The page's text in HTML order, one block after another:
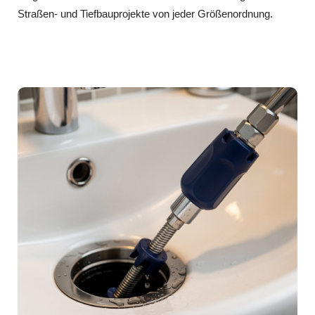
Straßen- und Tiefbauprojekte von jeder Größenordnung.